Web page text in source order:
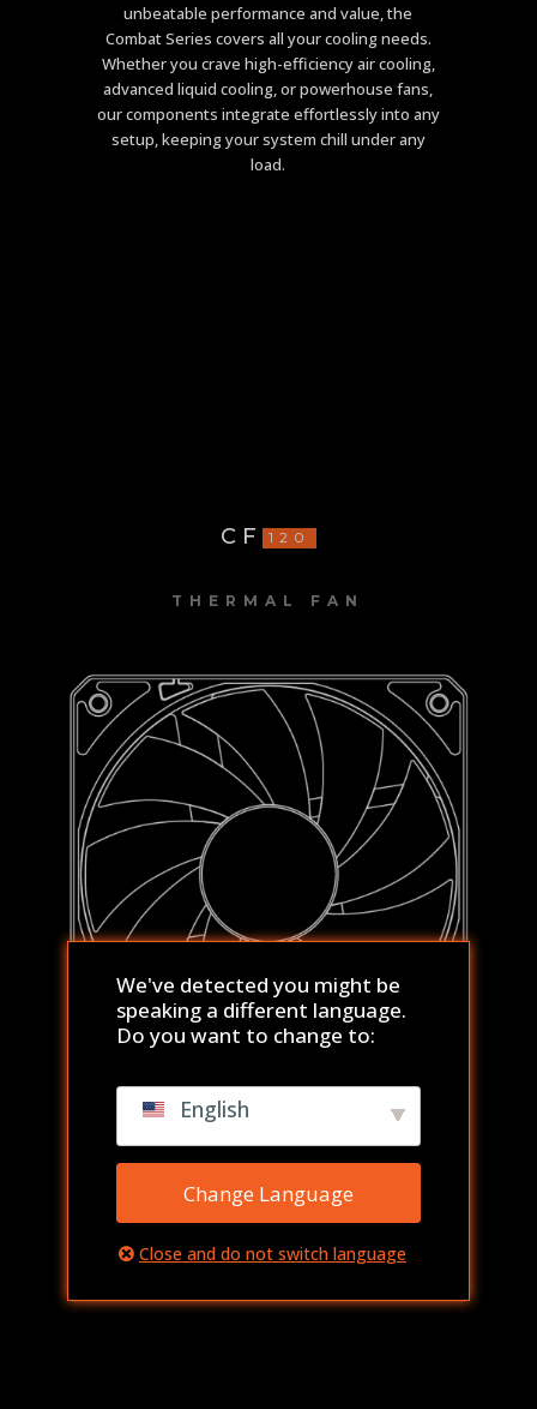
unbeatable performance and value, the
Combat Series covers all your cooling needs.
Whether you crave high-efficiency air cooling,
advanced liquid cooling, or powerhouse fans,
our components integrate effortlessly into any
setup, keeping your system chill under any
load.
CF 120
THERMAL FAN
We've detected you might be
speaking a different language.
Do you want to change to:
English
Change Language
Close and do not switch language